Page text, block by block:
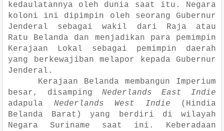
kedaulatannya oleh dunia saat itu. Negara
koloni ini dipimpin oleh seorang Gubernur
Jenderal sebagai wakil dari Raja atau
Ratu Belanda dan menjadikan para pemimpin
Kerajaan Lokal sebagai pemimpin daerah
yang berkewajiban melapor kepada Gubernur
Jenderal.
Kerajaan Belanda membangun Imperium
besar, disamping Nederlands East Indie
adapula Nederlands West Indie
(Hindia
Belanda Barat) yang berdiri di wilayah
Negara Suriname saat ini. Keberadaan